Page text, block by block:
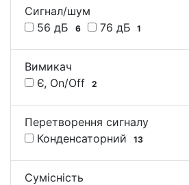
Сигнал/шум
56 дБ
6 76 дБ 1
Вимикач
Є, On/Off
2
Перетворення сигналу
Конденсаторний
13
Сумісність